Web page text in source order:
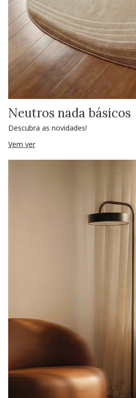
Neutros nada básicos
Descubra as novidades!
Vem ver